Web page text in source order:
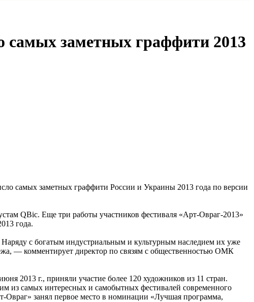
заметных граффити 2013
самых заметных граффити России и Украины 2013 года по версии
QBic. Еще три работы участников фестиваля «Арт-Овраг-2013»
года.
с богатым индустриальным и культурным наследием их уже
— комментирует директор по связям с общественностью ОМК
2013 г., приняли участие более 120 художников из 11 стран.
из самых интересных и самобытных фестивалей современного
Овраг» занял первое место в номинации «Лучшая программа,